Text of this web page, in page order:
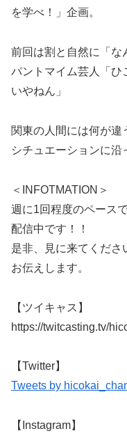
を学べ！」企画。
前回は割と自然に「な
パントマイム芸人「ひ
いやねん」
関東の人間には何が違
シチュエーションに沿
＜INFOTMATION＞
週に1回程度のペース
配信中です！！
是非、見に来てくださ
お伝えします。
【ツイキャス】
https://twitcasting.tv/
【Twitter】
Tweets by
【Instagram】